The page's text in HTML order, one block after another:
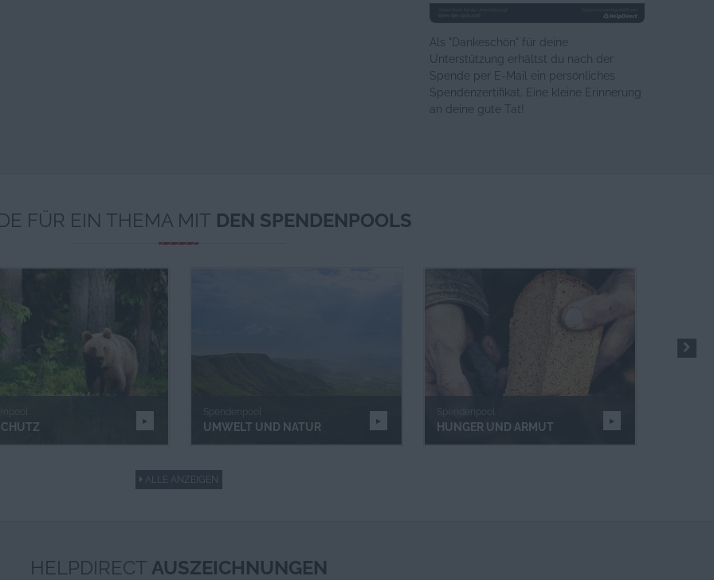
Als "Dankeschön" für deine
Unterstützung erhältst du nach der
Spende per E-Mail ein persönliches
Spendenzertifikat. Eine kleine Erinnerung
an deine gute Tat!
FÜR EIN THEMA MIT DEN SPENDENPOOLS
Spendenpool
UMWELT UND NATUR
Spendenpool
HUNGER UND ARMUT
ALLE ANZEIGEN
HELPDIRECT AUSZEICHNUNGEN